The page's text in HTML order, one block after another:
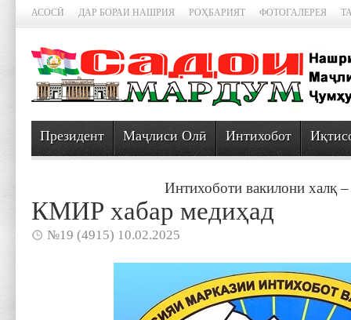
АСОСӢ ДАР БОРАИ НАШРИЯ РОҲБАРИЯТ ФОТОГАЛЕРЕЯ
Президент Маҷлиси Олӣ Интихобот
Интихоботи вакилони халқ
КМИР хабар медиҳад
№19 (4915) 10.02.2025